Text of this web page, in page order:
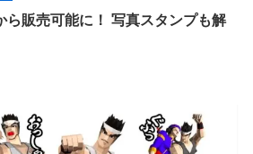
ら販売可能に！ 写真スタンプも解